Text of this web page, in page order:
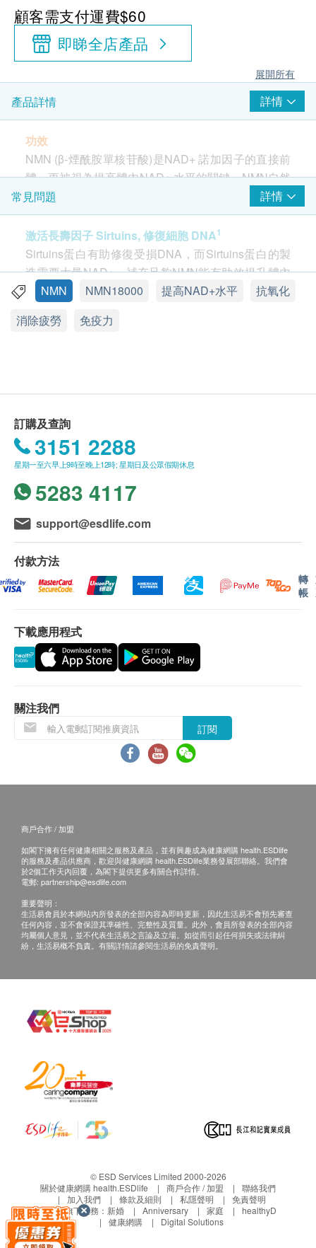
顧客需支付運費$60
即睇全店產品
展開所有
產品詳情 詳情
功效
NMN (β-煙酰胺單核苷酸)是NAD+ 諾加因子的直接前
體，更被視為提高體內NAD+ 水平的關鍵。NMN自然
存在於人體細胞內，以維持NAD+ 水平，但隨著年齡
增長，體內NAD+ 水平會逐漸下降。踏入中年，體內
NAD+ 水平只及年輕時的50%，細胞能量下降，加速
衰老。研究顯示口服NMN 能夠於兩分鐘進入血液，
15分鐘便可提升身體組織內NAD+水平，迅速改善細
胞活力。
NMN與NR有什麼分別?
轉化成為NAD+，更迅速提升細胞活力。
修復受損細胞 DNA
逆齡抗衰老，提升活動能力
預防各慢性疾病
改善睡眠質素，提升活力
高效抗氧，改善膚質
提高新陳代謝，促進頭髮生長
高效抗衰老﹕每日1次，餐後服用2粒
常見問題 詳情
激活長壽因子 Sirtuins, 修復細胞 DNA1
Sirtuins蛋白有助修復受損DNA，而Sirtuins蛋白的製
造需要大量NAD+，補充足夠NMN能有助效提升體內
Sirtuins蛋白水平。一項美國研究顯示持續服用8星期
復，延緩退化。
3%。長者服用NMN能有效提升肌肉效能及表現，提
升活動能力。日本研究發現持續12星期服用250mg
NMN能有效提升步行速度及手握力，肌肉細胞得以活
化。
NMN 能改善血管健康及改善血醣控制的機制。研究
顯示NMN 可提升細胞對胰島素的敏感度，同時對血
管具有抗氧化功效，維持血管彈性。
害物質。但年齡增長會導致大腦神經退化，破壞生理
時鐘，削弱睡眠質素，亦令有害物質積聚腦部。日本
科研證實持續12星期服用250mg NMN，測試者的睡
質素。
NMN 能改善腦血管健康及激活腦細胞。研究顯示服
用NMN 14日可提升腦血管流量，回復神經效率至年
胞。
高效抗氧，改善膚質6
NMN 能減少皮膚表面糖化終產物(AGEs)積聚，減慢
肌膚老化。研究顯示持續8星期服用NMN，測試者認
同有效改善色班、肌膚水潤度、光滑度及緊緻度，逆
齡煥膚。
Douglas. (2016). Nicotinamide mononucleotide supplementation reverses
vascular dysfunction and oxidative stress with aging in mice. Aging cell.
mononucleotide supplementation elevates blood nicotinamide adenine
dinucleotide levels and alters muscle function in healthy older men. npj Aging 8,
3. Nadeeshani, H., Li, J., Ying, T., Zhang, B., & Lu, J. (2021). Nicotinamide
4. Kim, M., Seol, J., Sato, T., Fukamizu, Y., Sakurai, T., & Okura, T. (2022).
Effect of 12-Week Intake of Nicotinamide Mononucleotide on Sleep Quality,
Fatigue, and Physical Performance in Older Japanese Adults: A Randomized,
NMN NMN18000 提高NAD+水平
抗氧化
消除疲勞
免疫力
訂購及查詢
3151 2288
星期一至六早上9時至晚上12時; 星期日及公眾假期休息
5283 4117
support@esdlife.com
付款方法
轉
帳
下載應用程式
關注我們
訂閱
商戶合作 / 加盟
如閣下擁有任何健康相關之服務及產品，並有興趣成為健康網購 health.ESDlife
的服務及產品供應商，歡迎與健康網購 health.ESDlife業務發展部聯絡。我們會
於2個工作天內回覆，為閣下提供更多有關合作詳情。
電郵: partnership@esdlife.com
重要聲明：
生活易會員於本網站內所發表的全部內容為即時更新，因此生活易不會預先審查
任何內容，並不會保證其準確性、完整性及質量。此外，會員所發表的全部內容
均屬個人意見，並不代表生活易之言論及立場。如從而引起任何損失或法律糾
紛，生活易概不負責。有關詳情請參閱生活易的免責聲明。
© ESD Services Limited 2000-2026
關於健康網購 health.ESDlife
商戶合作 / 加盟
聯絡我們
加入我們
條款及細則 私隱聲明
免責聲明
生活易旗下業務： 新婚 Anniversary 家庭
healthyD
健康網購
Digital Solutions